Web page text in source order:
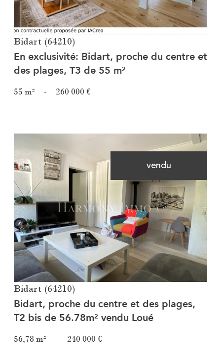
Bidart (64210)
En exclusivité: Bidart, proche du centre et
des plages, T3 de 55 m²
55 m² - 260 000 €
vendu
Voir le bien
Bidart (64210)
Bidart, proche du centre et des plages,
T2 bis de 56.78m² vendu Loué
56,78 m² - 240 000 €